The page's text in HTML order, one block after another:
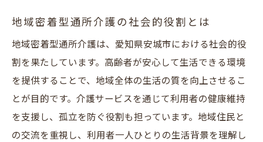
地域密着型通所介護の社会的役割とは
地域密着型通所介護は、愛知県安城市における社会的役
割を果たしています。高齢者が安心して生活できる環境
を提供することで、地域全体の生活の質を向上させるこ
とが目的です。介護サービスを通じて利用者の健康維持
を支援し、孤立を防ぐ役割も担っています。地域住民と
の交流を重視し、利用者一人ひとりの生活背景を理解し